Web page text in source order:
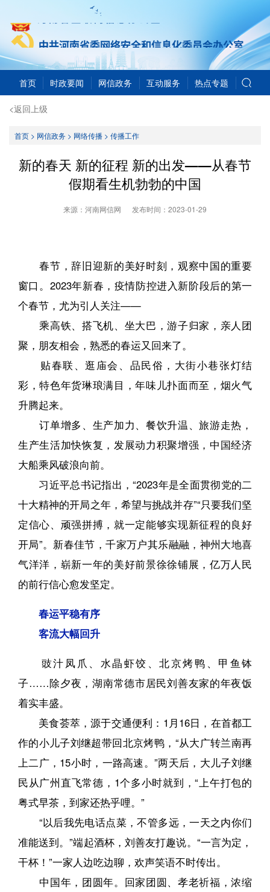
首页 时政要闻 网信政务 互动服务 热点专题
<返回上级
首页> 网信政务> 网络传播> 传播工作
新的春天 新的征程 新的出发——从春节
假期看生机勃勃的中国
来源：河南网信网 发布时间： 2023-01-29
春节，辞旧迎新的美好时刻，观察中国的重要
窗口。2023年新春，疫情防控进入新阶段后的第一
个春节，尤为引人关注——
乘高铁、搭飞机、坐大巴，游子归家，亲人团
聚，朋友相会，熟悉的春运又回来了。
贴春联、逛庙会、品民俗，大街小巷张灯结
彩，特色年货琳琅满目，年味儿扑面而至，烟火气
升腾起来。
订单增多、生产加力、餐饮升温、旅游走热，
生产生活加快恢复，发展动力积聚增强，中国经济
大船乘风破浪向前。
习近平总书记指出，“2023年是全面贯彻党的二
十大精神的开局之年，希望与挑战并存”“只要我们坚
定信心、顽强拼搏，就一定能够实现新征程的良好
开局”。新春佳节，千家万户其乐融融，神州大地喜
气洋洋，崭新一年的美好前景徐徐铺展，亿万人民
的前行信心愈发坚定。
春运平稳有序
客流大幅回升
豉汁凤爪、水晶虾饺、北京烤鸭、甲鱼钵
子……除夕夜，湖南常德市居民刘善友家的年夜饭
着实丰盛。
美食荟萃，源于交通便利：1月16日，在首都工
作的小儿子刘继超带回北京烤鸭，“从大广转兰南再
上二广，15小时，一路高速。”两天后，大儿子刘继
民从广州直飞常德，1个多小时就到，“上午打包的
粤式早茶，到家还热乎哩。”
“以后我先电话点菜，不管多远，一天之内你们
准能送到。”端起酒杯，刘善友打趣说。“一言为定，
干杯！”一家人边吃边聊，欢声笑语不时传出。
中国年，团圆年。回家团圆、孝老祈福，浓缩